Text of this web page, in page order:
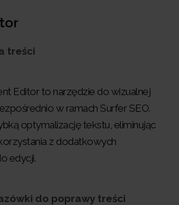
treści
Editor to narzędzie do wizualnej
w ramach Surfer SEO.
optymalizację tekstu, eliminując
z dodatkowych
edycji.
do poprawy treści